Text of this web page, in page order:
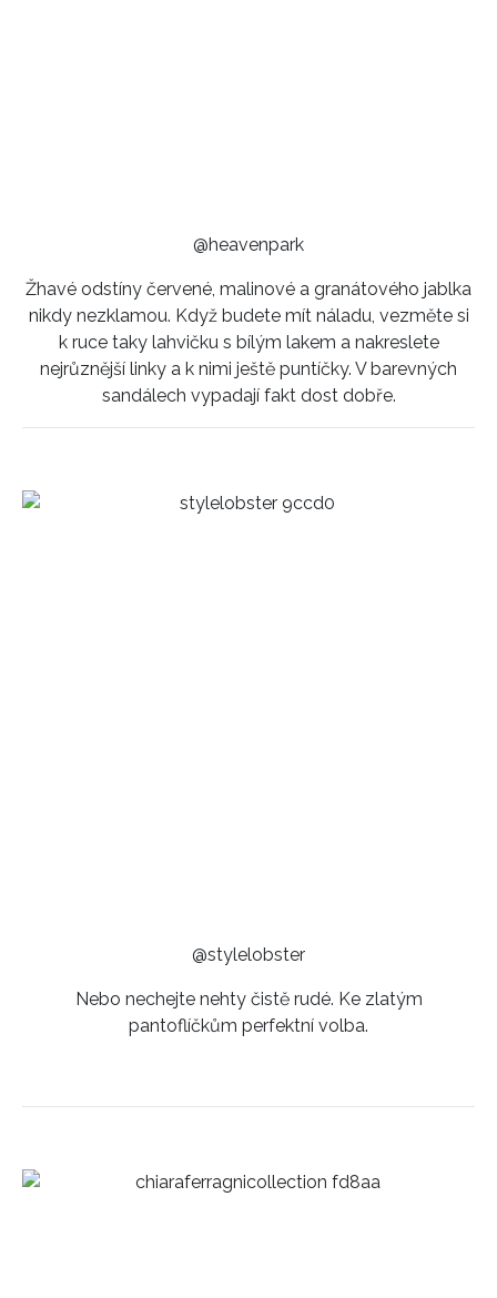
@heavenpark
Žhavé odstíny červené, malinové a granátového jablka
nikdy nezklamou. Když budete mít náladu, vezměte si
k ruce taky lahvičku s bílým lakem a nakreslete
nejrůznější linky a k nimi ještě puntíčky. V barevných
sandálech vypadají fakt dost dobře.
@stylelobster
Nebo nechejte nehty čistě rudé. Ke zlatým
pantoflíčkům perfektní volba.